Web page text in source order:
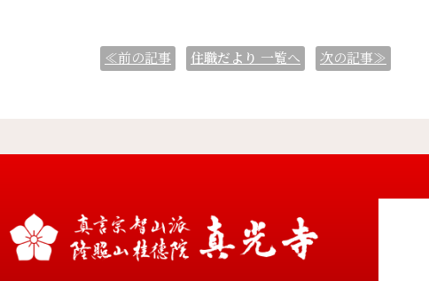
≪前の記事 住職だより 一覧へ 次の記事≫